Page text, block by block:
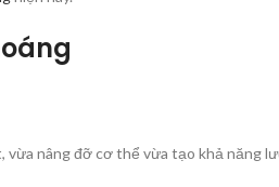
nâng đỡ cơ thể vừa tạo khả năng